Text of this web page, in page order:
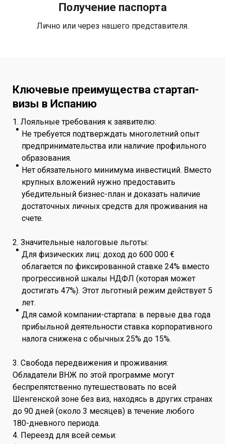
Получение паспорта
Лично или через нашего представителя.
Ключевые преимущества стартап-
визы в Испанию
1. Лояльные требования к заявителю:
Не требуется подтверждать многолетний опыт
предпринимательства или наличие профильного
образования.
Нет обязательного минимума инвестиций. Вместо
крупных вложений нужно предоставить
убедительный бизнес-план и доказать наличие
достаточных личных средств для проживания на
счете.
2. Значительные налоговые льготы:
Для физических лиц: доход до 600 000 €
облагается по фиксированной ставке 24% вместо
прогрессивной шкалы НДФЛ (которая может
достигать 47%). Этот льготный режим действует 5
лет.
Для самой компании-стартапа: в первые два года
прибыльной деятельности ставка корпоративного
налога снижена с обычных 25% до 15%.
3. Свобода передвижения и проживания:
Обладатели ВНЖ по этой программе могут
беспрепятственно путешествовать по всей
Шенгенской зоне без виз, находясь в других странах
до 90 дней (около 3 месяцев) в течение любого
180-дневного периода.
4. Переезд для всей семьи: